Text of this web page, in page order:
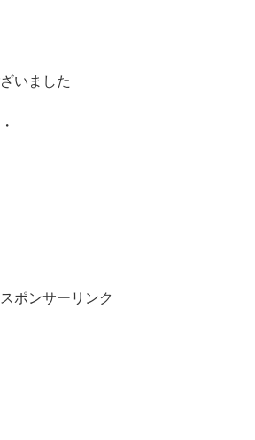
いました
スポンサーリンク